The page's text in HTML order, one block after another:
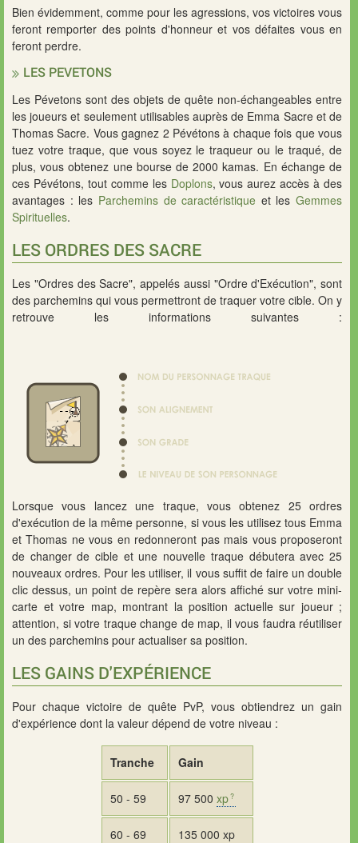
Bien évidemment, comme pour les agressions, vos victoires vous
feront remporter des points d'honneur et vos défaites vous en
feront perdre.
LES PEVETONS
Les Pévetons sont des objets de quête non-échangeables entre
les joueurs et seulement utilisables auprès de Emma Sacre et de
Thomas Sacre. Vous gagnez 2 Pévétons à chaque fois que vous
tuez votre traque, que vous soyez le traqueur ou le traqué, de
plus, vous obtenez une bourse de 2000 kamas. En échange de
ces Pévétons, tout comme les Doplons, vous aurez accès à des
avantages : les Parchemins de caractéristique et les Gemmes
Spirituelles.
LES ORDRES DES SACRE
Les "Ordres des Sacre", appelés aussi "Ordre d'Exécution", sont
des parchemins qui vous permettront de traquer votre cible. On y
retrouve les informations suivantes :
Lorsque vous lancez une traque, vous obtenez 25 ordres
d'exécution de la même personne, si vous les utilisez tous Emma
et Thomas ne vous en redonneront pas mais vous proposeront
de changer de cible et une nouvelle traque débutera avec 25
nouveaux ordres. Pour les utiliser, il vous suffit de faire un double
clic dessus, un point de repère sera alors affiché sur votre mini-
carte et votre map, montrant la position actuelle sur joueur ;
attention, si votre traque change de map, il vous faudra réutiliser
un des parchemins pour actualiser sa position.
LES GAINS D'EXPÉRIENCE
Pour chaque victoire de quête PvP, vous obtiendrez un gain
d'expérience dont la valeur dépend de votre niveau :
Tranche Gain
50 - 59 97 500 xp
60 - 69 135 000 xp